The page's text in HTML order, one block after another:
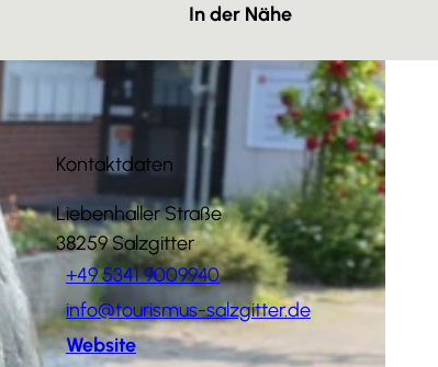
In der Nähe
Kontaktdaten
Liebenhaller Straße
38259Salzgitter
+49 5341 9009940
info@tourismus-salzgitter.de
Website